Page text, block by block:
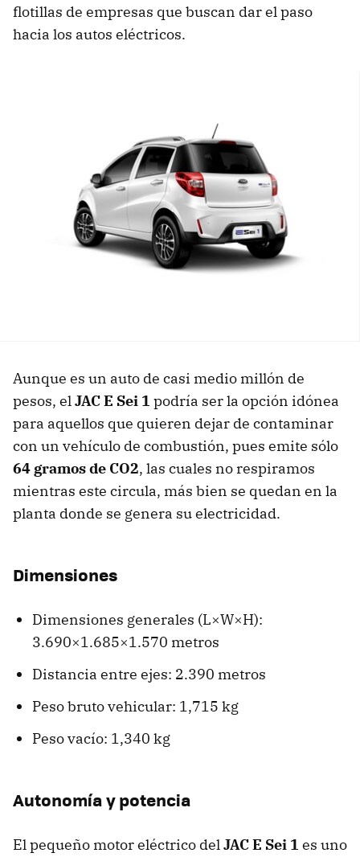
flotillas de empresas que buscan dar el paso
hacia los autos eléctricos.
Aunque es un auto de casi medio millón de
pesos, elJAC E Sei 1 podría ser la opción idónea
para aquellos que quieren dejar de contaminar
con un vehículo de combustión, pues emite sólo
64 gramos de CO2, las cuales no respiramos
mientras este circula, más bien se quedan en la
planta donde se genera su electricidad.
Dimensiones
Dimensiones generales (L×W×H):
3.690×1.685×1.570 metros
Distancia entre ejes: 2.390 metros
Peso bruto vehicular: 1,715 kg
Peso vacío: 1,340 kg
Autonomía y potencia
El pequeño motor eléctrico delJAC E Sei 1 es uno